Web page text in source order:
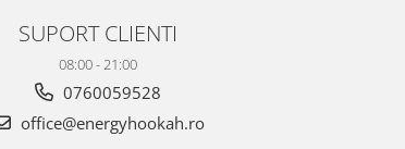
SUPORT CLIENTI
08:00 - 21:00
0760059528
office@energyhookah.ro